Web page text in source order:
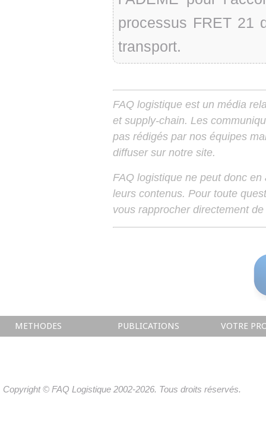
processus FRET 21
transport.
FAQ logistique est un média
et supply-chain. Les
pas rédigés par nos équipes
diffuser sur notre site.
FAQ logistique ne peut donc
leurs contenus. Pour toute
vous rapprocher directement
METHODES PUBLICATIONS VOTRE
Copyright © FAQ Logistique 2002-2026. Tous droits réservés.